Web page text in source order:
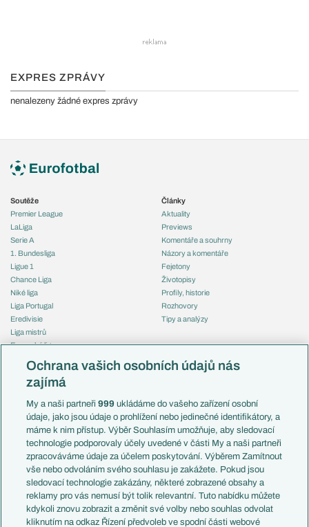
EXPRES ZPRÁVY
nenalezeny žádné expres zprávy
Soutěže
Premier League
LaLiga
Serie A
1. Bundesliga
Ligue 1
Chance Liga
Niké liga
Liga Portugal
Eredivisie
Liga mistrů
Evropská liga
Mistrovství světa
Liga národů
Témata
Představení týmů MS
EuroSkauting
PL v kostce
Evropské koeficienty
Přestupy
Přestupové spekulace
Zranění
Články
Aktuality
Previews
Komentáře a souhrny
Názory a komentáře
Fejetony
Životopisy
Profily, historie
Rozhovory
Tipy a analýzy
Česko
Francie
Itálie
Německo
Španělsko
Argentina
Brazílie
Přestupy
Zápasy
Ochrana vašich osobních údajů nás
zajímá
My a naši partneři999 ukládáme do vašeho zařízení osobní
údaje, jako jsou údaje o prohlížení nebo jedinečné identifikátory, a
máme k nim přístup. Výběr Souhlasím umožňuje, aby sledovací
technologie podporovaly účely uvedené v části My a naši partneři
zpracováváme údaje za účelem poskytování. Výběrem Zamítnout
vše nebo odvoláním svého souhlasu je zakážete. Pokud jsou
sledovací technologie zakázány, některé zobrazené obsahy a
reklamy pro vás nemusí být tolik relevantní. Tuto nabídku můžete
kdykoli znovu zobrazit a změnit své volby nebo souhlas odvolat
kliknutím na odkaz Řízení předvoleb ve spodní části webové